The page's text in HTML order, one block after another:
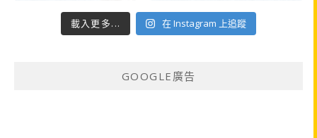
載入更多... 在 Instagram 上追蹤
GOOGLE廣告